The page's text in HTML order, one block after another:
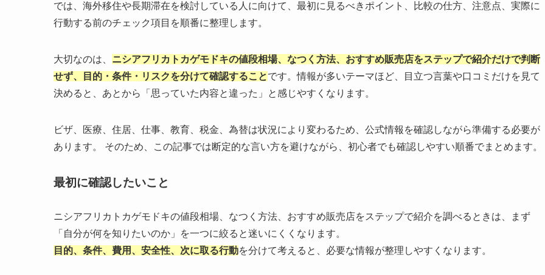
では、海外移住や長期滞在を検討している人に向けて、最初に見るべきポイント、比較の仕方、注意点、実際に
行動する前のチェック項目を順番に整理します。
大切なのは、 ニシアフリカトカゲモドキの値段相場、なつく方法、おすすめ販売店をステップで紹介だけで判断
せず、目的・条件・リスクを分けて確認することです。情報が多いテーマほど、目立つ言葉や口コミだけを見て
決めると、あとから「思っていた内容と違った」と感じやすくなります。
ビザ、医療、住居、仕事、教育、税金、為替は状況により変わるため、公式情報を確認しながら準備する必要が
あります。 そのため、この記事では断定的な言い方を避けながら、初心者でも確認しやすい順番でまとめます。
最初に確認したいこと
ニシアフリカトカゲモドキの値段相場、なつく方法、おすすめ販売店をステップで紹介を調べるときは、まず
「自分が何を知りたいのか」を一つに絞ると迷いにくくなります。
目的、条件、費用、安全性、次に取る行動を分けて考えると、必要な情報が整理しやすくなります。